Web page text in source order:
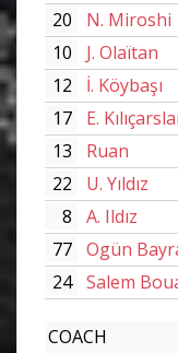
20 N. Miroshi
10 J. Olaïtan
12 İ. Köybaşı
17
E.
13
Ruan
22
U. Yıldız
8
A. Ildız
77 Ogün
24 Salem
COACH